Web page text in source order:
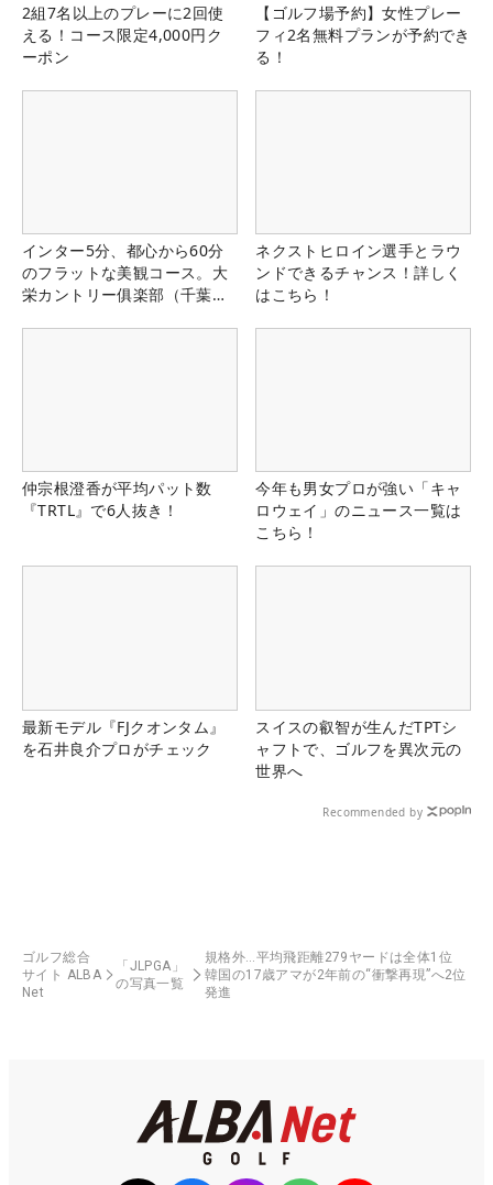
2組7名以上のプレーに2回使
える！コース限定4,000円ク
ーポン
【ゴルフ場予約】女性プレー
フィ2名無料プランが予約でき
る！
インター5分、都心から60分
のフラットな美観コース。大
栄カントリー俱楽部（千葉
ネクストヒロイン選手とラウ
ンドできるチャンス！詳しく
はこちら！
仲宗根澄香が平均パット数
『TRTL』で6人抜き！
今年も男女プロが強い「キャ
ロウェイ」のニュース一覧は
こちら！
最新モデル『FJクオンタム』
を石井良介プロがチェック
スイスの叡智が生んだTPTシ
ャフトで、ゴルフを異次元の
世界へ
Recommended by
ゴルフ総合
サイト ALBA
Net
「JLPGA」
の写真一覧
規格外…平均飛距離279ヤードは全体1位
韓国の17歳アマが2年前の“衝撃再現”へ2位
発進